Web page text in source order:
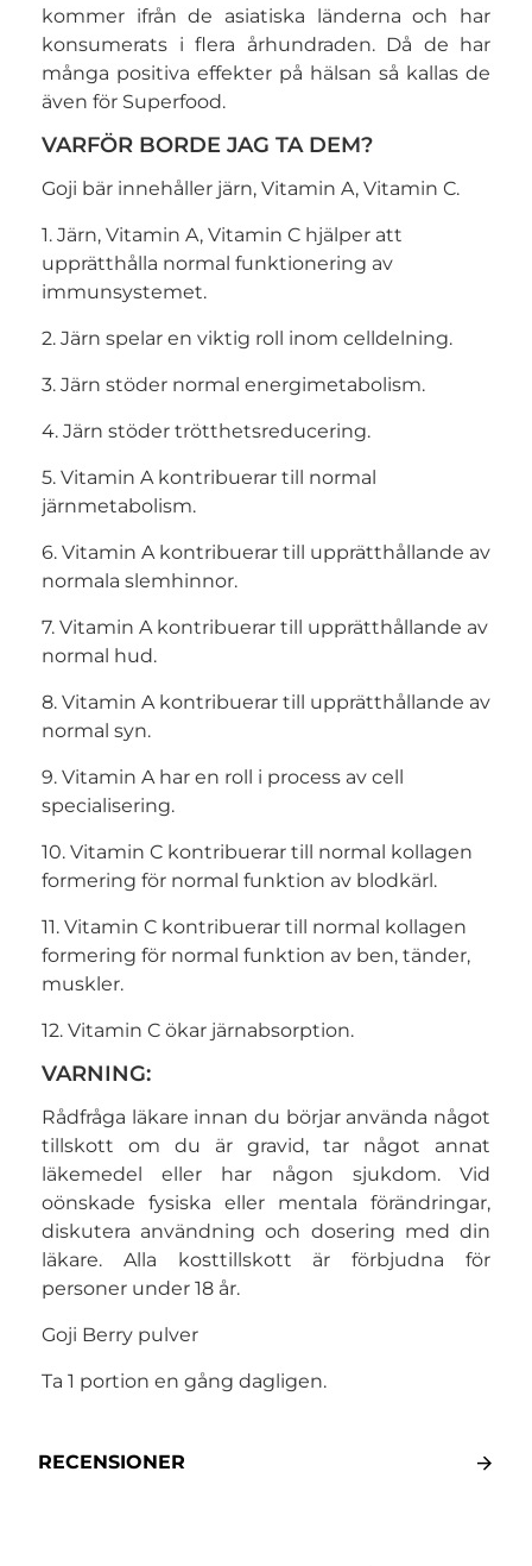
kommer ifrån de asiatiska länderna och har
konsumerats i flera århundraden. Då de har
många positiva effekter på hälsan så kallas de
även för Superfood.
VARFÖR BORDE JAG TA DEM?
Goji bär innehåller järn, Vitamin A, Vitamin C.
1. Järn, Vitamin A, Vitamin C hjälper att
upprätthålla normal funktionering av
immunsystemet.
2. Järn spelar en viktig roll inom celldelning.
3. Järn stöder normal energimetabolism.
4. Järn stöder trötthetsreducering.
5. Vitamin A kontribuerar till normal
järnmetabolism.
6. Vitamin A kontribuerar till upprätthållande av
normala slemhinnor.
7. Vitamin A kontribuerar till upprätthållande av
normal hud.
8. Vitamin A kontribuerar till upprätthållande av
normal syn.
9. Vitamin A har en roll i process av cell
specialisering.
10. Vitamin C kontribuerar till normal kollagen
formering för normal funktion av blodkärl.
11. Vitamin C kontribuerar till normal kollagen
formering för normal funktion av ben, tänder,
muskler.
12. Vitamin C ökar järnabsorption.
VARNING:
Rådfråga läkare innan du börjar använda något
tillskott om du är gravid, tar något annat
läkemedel eller har någon sjukdom. Vid
oönskade fysiska eller mentala förändringar,
diskutera användning och dosering med din
läkare. Alla kosttillskott är förbjudna för
personer under 18 år.
Goji Berry pulver
Ta 1 portion en gång dagligen.
RECENSIONER